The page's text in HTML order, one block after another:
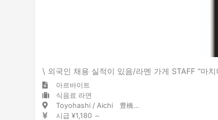
\ 외국인 채용 실적이 있음/라멘 가게 STAFF “마
아르바이트
식음료 라면
Toyohashi / Aichi 豊橋 / 愛知県
시급 ¥1,180 ～